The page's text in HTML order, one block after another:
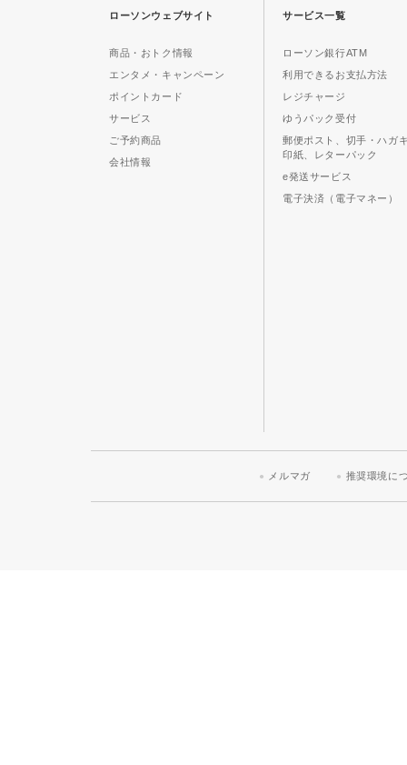
ローソンウェブサイト
商品・おトク情報
エンタメ・キャンペーン
ポイントカード
サービス
ご予約商品
会社情報
サービス一覧
ローソン銀行ATM
利用できるお支払方法
レジチャージ
ゆうパック受付
郵便ポスト、切手・ハガ
印紙、レターパック
e発送サービス
電子決済（電子マネー）
メルマガ 推奨環境に